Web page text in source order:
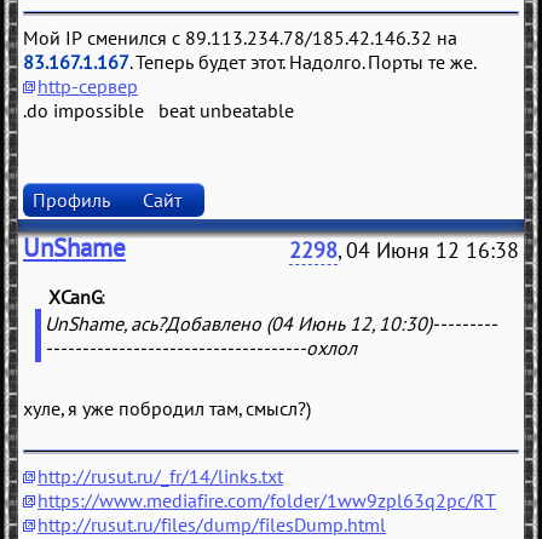
Мой IP сменился с 89.113.234.78/185.42.146.32 на
83.167.1.167. Теперь будет этот. Надолго. Порты те же.
http-сервер
.do impossible beat unbeatable
Профиль Сайт
UnShame 2298, 04 Июня 12 16:38
XCanG
UnShame, ась?Добавлено (04 Июнь 12, 10:30)---------
------------------------------------охлол
хуле, я уже побродил там, смысл?)
http://rusut.ru/_fr/14/links.txt
https://www.mediafire.com/folder/1ww9zpl63q2pc/RT
http://rusut.ru/files/dump/filesDump.html